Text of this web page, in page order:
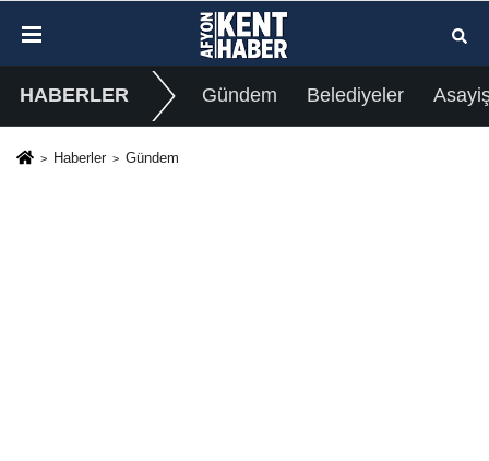
HABERLER Gündem Belediyeler
Haberler Gündem